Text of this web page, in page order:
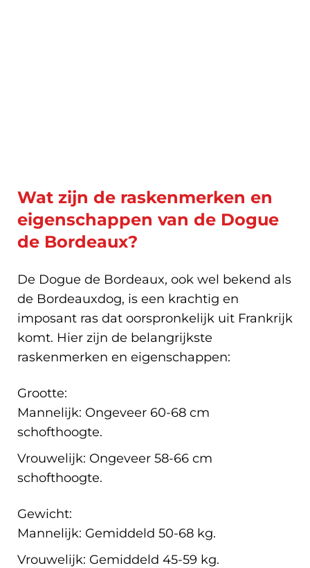
Wat zijn de raskenmerken en
eigenschappen van de Dogue
de Bordeaux?
De Dogue de Bordeaux, ook wel bekend als
de Bordeauxdog, is een krachtig en
imposant ras dat oorspronkelijk uit Frankrijk
komt. Hier zijn de belangrijkste
raskenmerken en eigenschappen:
Grootte:
Mannelijk: Ongeveer 60-68 cm
schofthoogte.
Vrouwelijk: Ongeveer 58-66 cm
schofthoogte.
Gewicht:
Mannelijk: Gemiddeld 50-68 kg.
Vrouwelijk: Gemiddeld 45-59 kg.